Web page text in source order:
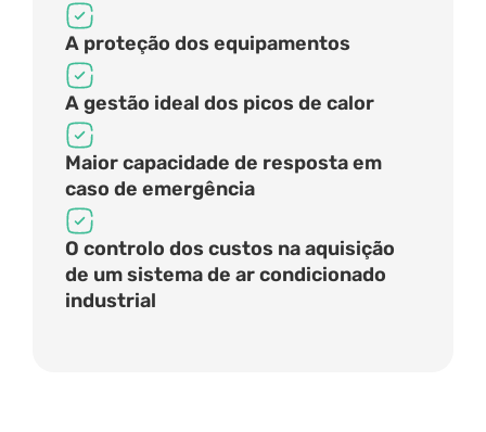
A proteção dos equipamentos
A gestão ideal dos picos de calor
Maior capacidade de resposta em
caso de emergência
O controlo dos custos na aquisição
de um sistema de ar condicionado
industrial